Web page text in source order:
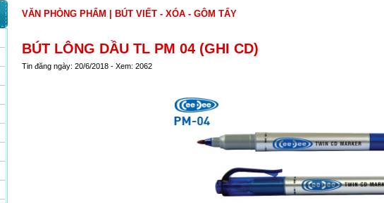
VĂN PHÒNG PHẨM BÚT VIẾT - XÓA - GÔM TẨY
BÚT LÔNG DẦU TL PM 04 (GHI CD)
Tin đăng ngày: 20/6/2018 - Xem: 2062